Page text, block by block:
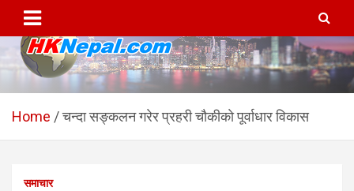
content
HKNepal.com – हङकङबाट
सञ्चालित पहिलो नेपाली अनलाईन
hknepal, hknepal.com, hk nepal, hk nepal com
Home चन्दा सङ्कलन गरेर प्रहरी चौकीकाे पूर्वाधार विकास
समाचार